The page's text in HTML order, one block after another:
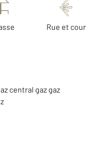
Rue et cour
central gaz gaz